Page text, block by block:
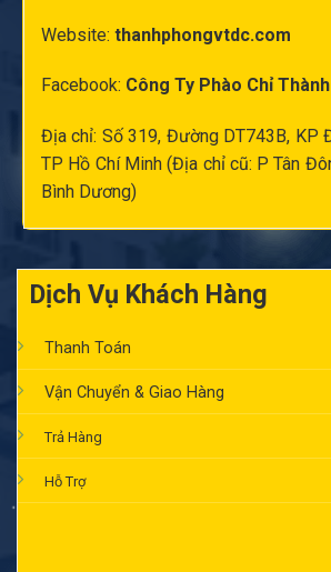
Website: thanhphongvtdc.com
Facebook: Công Ty Phào Chỉ
Địa chỉ: Số 319, Đường DT743B, KP
TP Hồ Chí Minh (Địa chỉ cũ: P Tân
Bình Dương)
Dịch Vụ Khách Hàng
Thanh Toán
Vận Chuyển & Giao Hàng
Trả Hàng
Hỗ Trợ